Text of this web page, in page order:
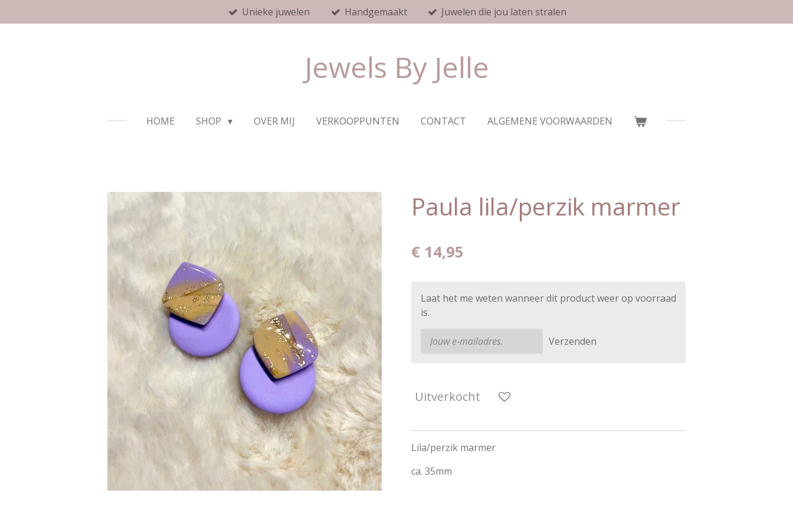
direct
Unieke juwelen Handgemaakt Juwelen die jou laten stralen
Jewels By Jelle
HOME SHOP OVER MIJ VERKOOPPUNTEN CONTACT ALGEMENE VOORWAARDEN
Paula lila/perzik marmer
€ 14,95
Laat het me weten wanneer dit product weer op voorraad
is.
Verzenden
Uitverkocht
Lila/perzik marmer
ca. 35mm